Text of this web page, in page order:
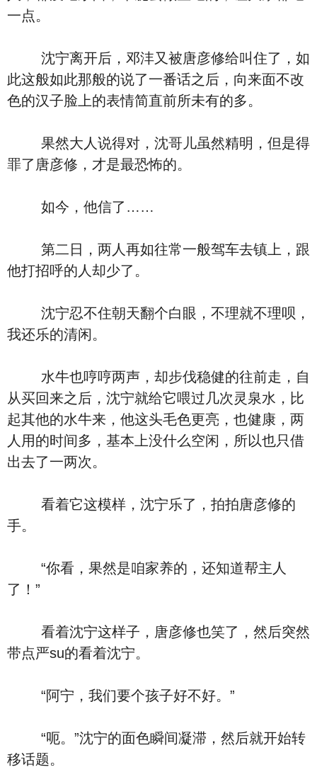
一点。
沈宁离开后，邓沣又被唐彦修给叫住了，如
此这般如此那般的说了一番话之后，向来面不改
色的汉子脸上的表情简直前所未有的多。
果然大人说得对，沈哥儿虽然精明，但是得
罪了唐彦修，才是最恐怖的。
如今，他信了……
第二日，两人再如往常一般驾车去镇上，跟
他打招呼的人却少了。
沈宁忍不住朝天翻个白眼，不理就不理呗，
我还乐的清闲。
水牛也哼哼两声，却步伐稳健的往前走，自
从买回来之后，沈宁就给它喂过几次灵泉水，比
起其他的水牛来，他这头毛色更亮，也健康，两
人用的时间多，基本上没什么空闲，所以也只借
出去了一两次。
看着它这模样，沈宁乐了，拍拍唐彦修的
手。
“你看，果然是咱家养的，还知道帮主人
了！”
看着沈宁这样子，唐彦修也笑了，然后突然
带点严su的看着沈宁。
“阿宁，我们要个孩子好不好。”
“呃。”沈宁的面色瞬间凝滞，然后就开始转
移话题。